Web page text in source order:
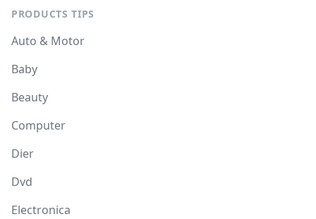
PRODUCTS TIPS
Auto & Motor
Baby
Beauty
Computer
Dier
Dvd
Electronica